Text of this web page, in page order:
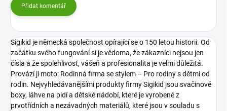
Přidat komentář
Sigikid je německá společnost opírající se o 150 letou historii. Od
začátku svého fungování si je vědoma, že zákazníci nejsou jen
čísla a že spolehlivost, vášeň a profesionalita je velmi důležitá.
Provází ji moto: Rodinná firma se stylem – Pro rodiny s dětmi od
rodin. Nejvyhledávanějšími produkty firmy Sigikid jsou svačinové
boxy, láhve na pidí a dětské nádobí, které je vyrobené z
prvotřídních a nezávadných materiálů, které jsou v souladu s